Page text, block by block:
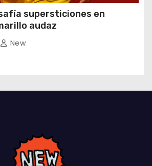
supersticiones en
audaz
New